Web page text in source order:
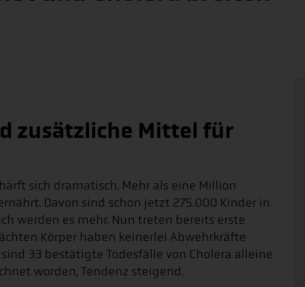
zusätzliche Mittel für
sich dramatisch. Mehr als eine Million
Davon sind schon jetzt 275.000 Kinder in
werden es mehr. Nun treten bereits erste
Körper haben keinerlei Abwehrkräfte
33 bestätigte Todesfälle von Cholera alleine
worden, Tendenz steigend.